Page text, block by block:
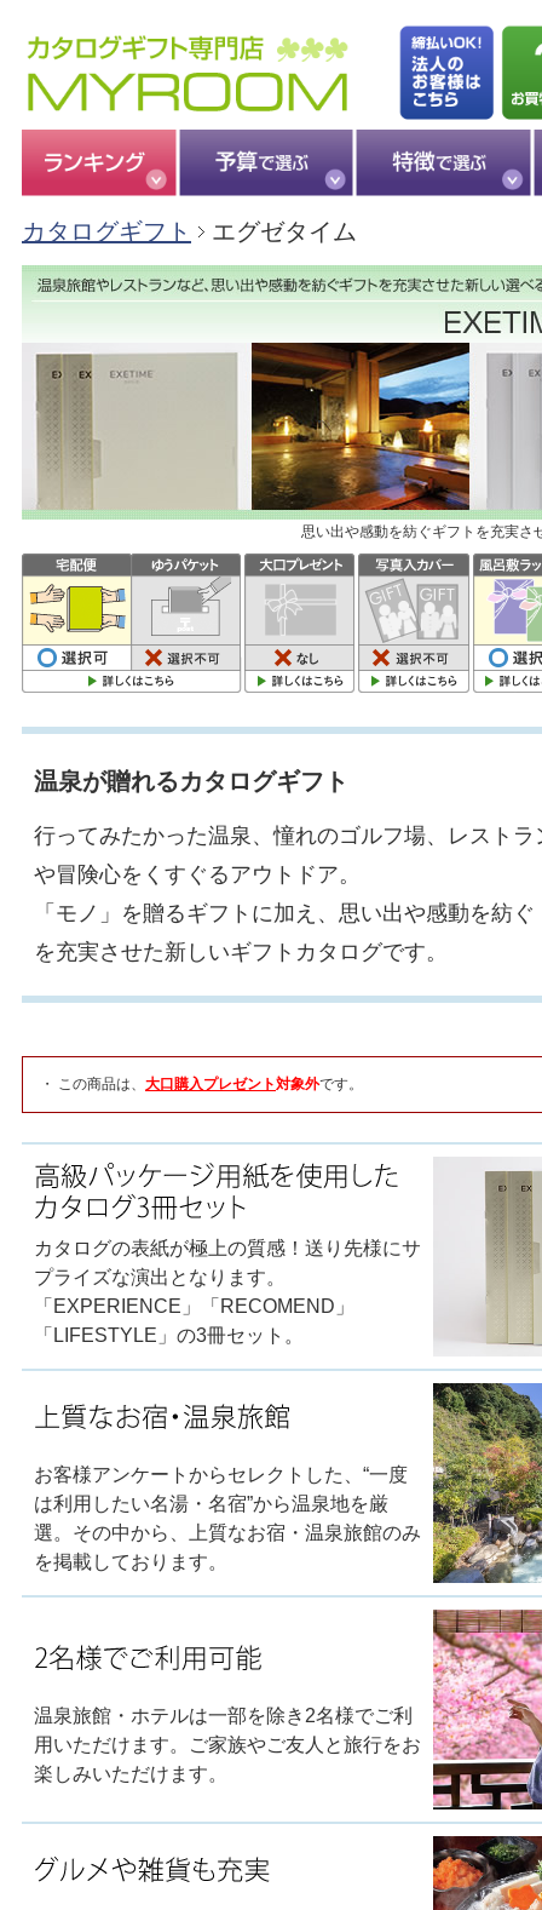
カタログギフト エグゼタイム
思い出や感動を紡ぐギフトを充実さ
温泉が贈れるカタログギフト
行ってみたかった温泉、憧れのゴルフ場、レスト
や冒険心をくすぐるアウトドア。
「モノ」を贈るギフトに加え、思い出や感動を紡
を充実させた新しいギフトカタログです。
・ この商品は、 大口購入プレゼント対象外です。
カタログの表紙が極上の質感！送り先様にサ
プライズな演出となります。
「EXPERIENCE」「RECOMEND」
「LIFESTYLE」の3冊セット。
お客様アンケートからセレクトした、“一度
は利用したい名湯・名宿”から温泉地を厳
選。その中から、上質なお宿・温泉旅館のみ
を掲載しております。
温泉旅館・ホテルは一部を除き2名様でご利
用いただけます。ご家族やご友人と旅行をお
楽しみいただけます。